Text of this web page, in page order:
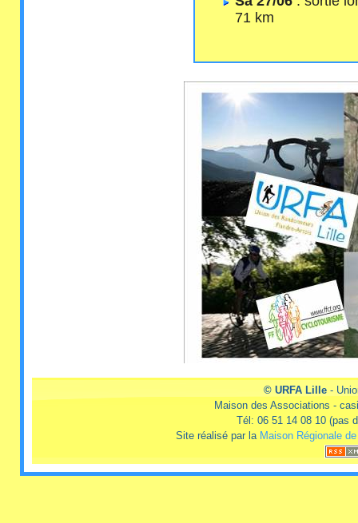
71 km
© URFA Lille-
Maison des Associations -
Tél: 06 51 14 08 10 (pas
Site réalisé par la Maison Régionale